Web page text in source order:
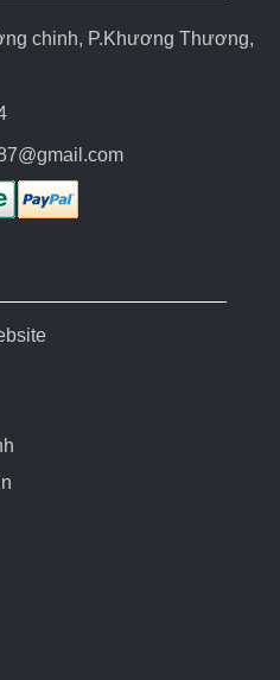
chinh, P.Khương Thương,